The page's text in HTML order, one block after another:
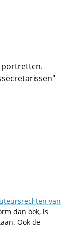
portretten.
van
dan ook, is
Ook de